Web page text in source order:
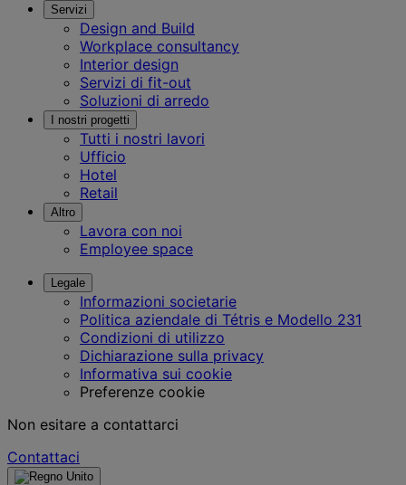
Servizi
Design and Build
Workplace consultancy
Interior design
Servizi di fit-out
Soluzioni di arredo
I nostri progetti
Tutti i nostri lavori
Ufficio
Hotel
Retail
Altro
Lavora con noi
Employee space
Legale
Informazioni societarie
Politica aziendale di Tétris e Modello 231
Condizioni di utilizzo
Dichiarazione sulla privacy
Informativa sui cookie
Preferenze cookie
Non esitare a contattarci
Contattaci